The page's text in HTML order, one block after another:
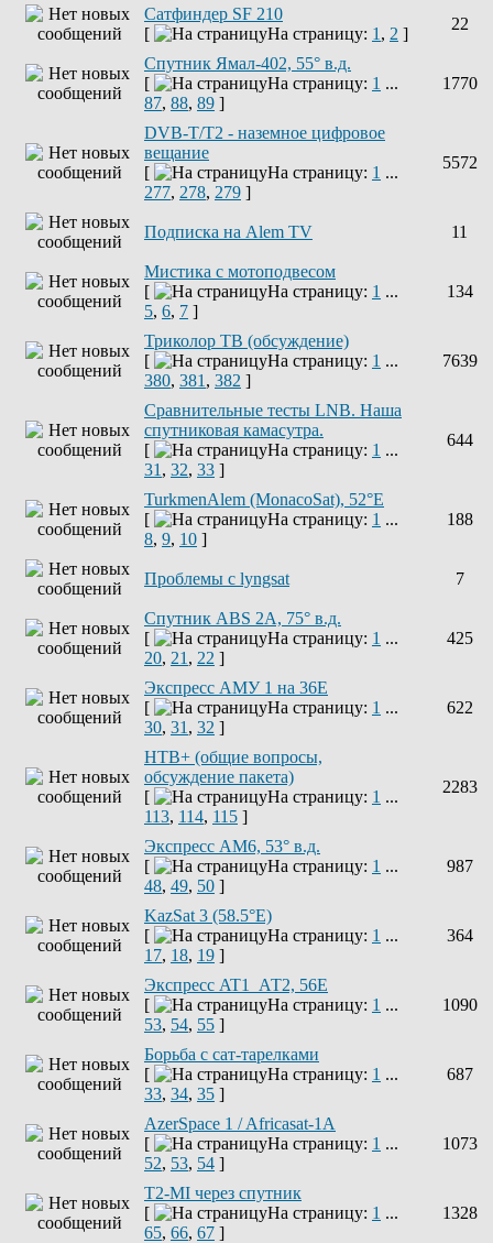
Сатфиндер SF 210
[
На страницу: 1 , 2 ]
22
Спутник Ямал-402, 55° в.д.
[
На страницу: 1 ...
87, 88, 89 ]
1770
DVB-T/T2 - наземное цифровое
вещание
[
На страницу: 1 ...
277, 278, 279 ]
5572
Подписка на Alem TV 11
Мистика с мотоподвесом
[
На страницу: 1 ...
5, 6, 7 ]
134
Триколор ТВ (обсуждение)
[
На страницу: 1 ...
380, 381 , 382 ]
7639
Сравнительные тесты LNB. Наша
спутниковая камасутра.
[
На страницу: 1 ...
31 , 32, 33 ]
644
TurkmenAlem (MonacoSat), 52°E
[
На страницу: 1 ...
8, 9, 10 ]
188
Проблемы с lyngsat 7
Спутник ABS 2A, 75° в.д.
[
На страницу: 1 ...
20, 21 , 22 ]
425
Экспресс АМУ 1 на 36Е
[
На страницу: 1 ...
30, 31 , 32 ]
622
НТВ+ (общие вопросы,
обсуждение пакета)
[
На страницу: 1 ...
113, 114, 115 ]
2283
Экспресс AM6, 53° в.д.
[
На страницу: 1 ...
48, 49, 50 ]
987
KazSat 3 (58.5°E)
[
На страницу: 1 ...
17, 18, 19 ]
364
Экспресс AT1_АТ2, 56E
[
На страницу: 1 ...
53, 54, 55 ]
1090
Борьба с сат-тарелками
[
На страницу: 1 ...
33, 34, 35 ]
687
AzerSpace 1 / Africasat-1A
[
На страницу: 1 ...
52, 53, 54 ]
1073
T2-MI через спутник
[
На страницу: 1 ...
65, 66, 67 ]
1328